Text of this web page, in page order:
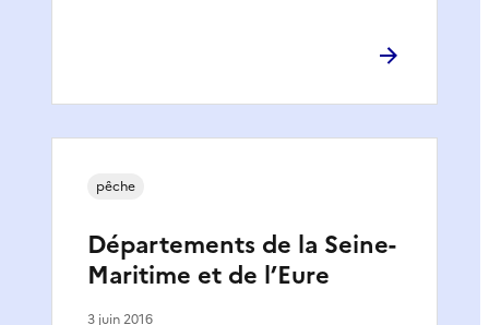
Départements de la Seine-
Maritime et de l’Eure
pêche
3 juin 2016